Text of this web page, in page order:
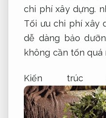
chi phí xây dựng.
Tối ưu chi phí xây
dễ dàng bảo
không cần tốn quá
Kiến trúc